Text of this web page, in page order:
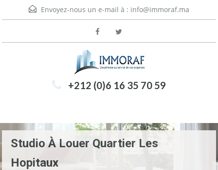
Envoyez-nous un e-mail à : info@immoraf.ma
+212 (0)6 16 35 70 59
Studio À Louer Quartier Les
Hopitaux